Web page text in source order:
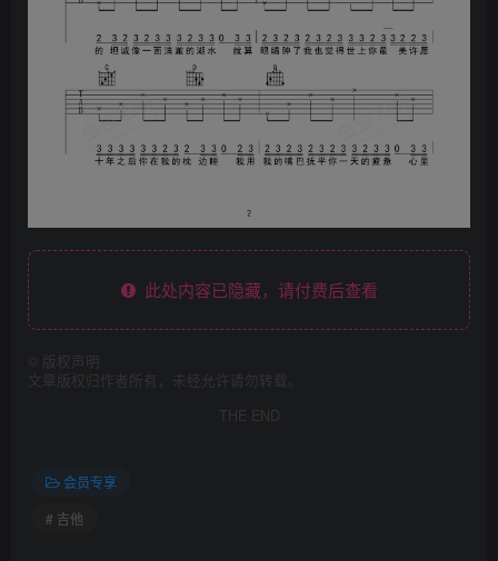
此处内容已隐藏，请付费后查看
版权声明
文章版权归作者所有，未经允许请勿转载。
THE END
会员专享
# 吉他